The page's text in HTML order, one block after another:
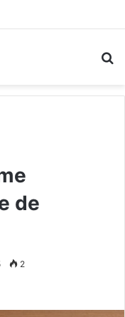
de
2